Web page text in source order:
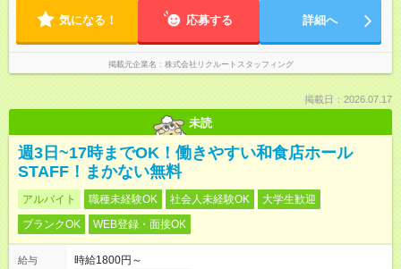
気になる！ 応募する 詳細へ
掲載元企業名 株式会社リクルートスタッフィング
掲載日：2026.07.17
未読
週3日~17時までOK！働きやすい和食店ホール
STAFF！まかない無料
アルバイト 職種未経験OK 社会人未経験OK
大学生歓迎
ブランクOK
WEB登録・面接OK
給与
時給1800円～